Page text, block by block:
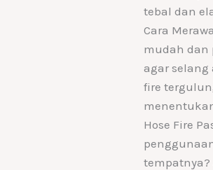
tebal dan
Cara
mudah dan
agar
fire
Hose Fire